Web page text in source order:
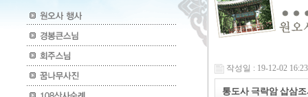
작성일 : 19-12-02 16:23
통도사 극락암 삽삼